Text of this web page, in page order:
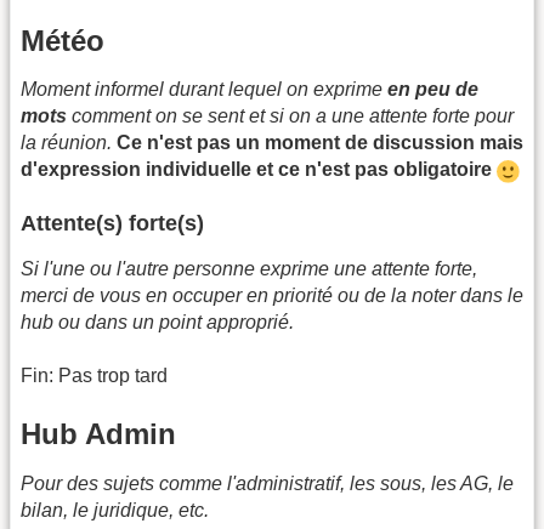
Météo
Moment informel durant lequel on exprime en peu de
mots comment on se sent et si on a une attente forte pour
la réunion. Ce n'est pas un moment de discussion mais
d'expression individuelle et ce n'est pas obligatoire
Attente(s) forte(s)
Si l'une ou l'autre personne exprime une attente forte,
merci de vous en occuper en priorité ou de la noter dans le
hub ou dans un point approprié.
Fin: Pas trop tard
Hub Admin
Pour des sujets comme l'administratif, les sous, les AG, le
bilan, le juridique, etc.